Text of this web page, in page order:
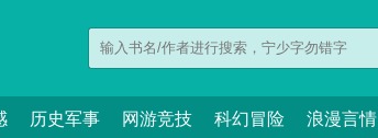
历史军事 网游竞技 科幻冒险 浪漫言情